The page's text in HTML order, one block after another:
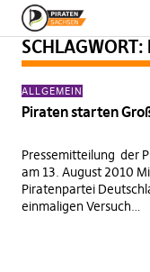
SCHLAGWORT:
ALLGEMEIN
Piraten starten
Pressemitteilung der
am 13. August 2010
Piratenpartei
einmaligen Versuch…